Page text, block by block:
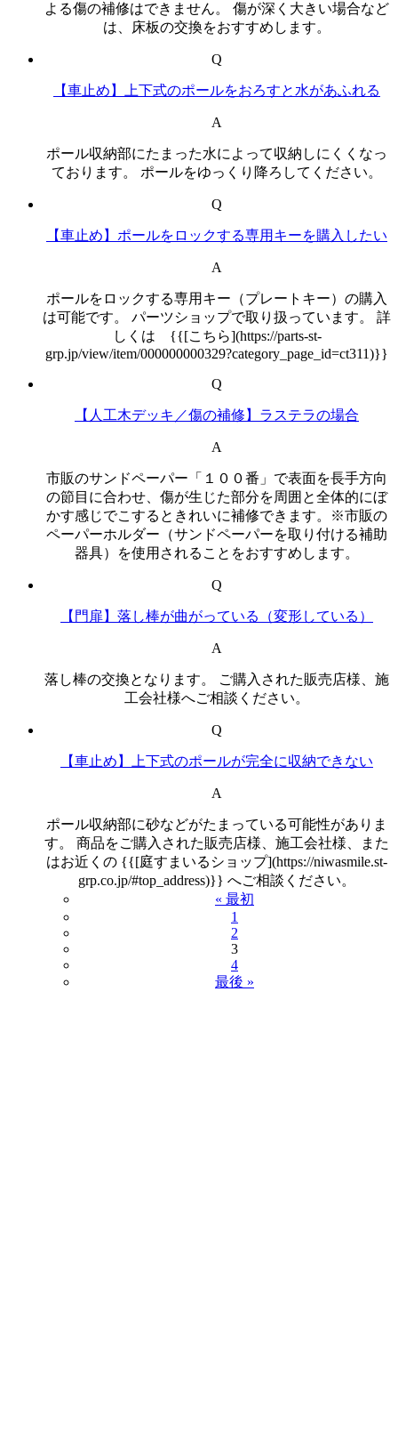
よる傷の補修はできません。 傷が深く大きい場合など
は、床板の交換をおすすめします。
Q
【車止め】上下式のポールをおろすと水があふれる
A
ポール収納部にたまった水によって収納しにくくなっ
ております。 ポールをゆっくり降ろしてください。
Q
【車止め】ポールをロックする専用キーを購入したい
A
ポールをロックする専用キー（プレートキー）の購入
は可能です。 パーツショップで取り扱っています。 詳
しくは {{[こちら](https://parts-st-
grp.jp/view/item/000000000329?category_page_id=ct311)}}
Q
【人工木デッキ／傷の補修】ラステラの場合
A
市販のサンドペーパー「１００番」で表面を長手方向
の節目に合わせ、傷が生じた部分を周囲と全体的にぼ
かす感じでこするときれいに補修できます。※市販の
ペーパーホルダー（サンドペーパーを取り付ける補助
器具）を使用されることをおすすめします。
Q
【門扉】落し棒が曲がっている（変形している）
A
落し棒の交換となります。 ご購入された販売店様、施
工会社様へご相談ください。
Q
【車止め】上下式のポールが完全に収納できない
A
ポール収納部に砂などがたまっている可能性がありま
す。 商品をご購入された販売店様、施工会社様、また
はお近くの {{[庭すまいるショップ](https://niwasmile.st-
grp.co.jp/#top_address)}} へご相談ください。
« 最初
1
2
3
4
最後 »